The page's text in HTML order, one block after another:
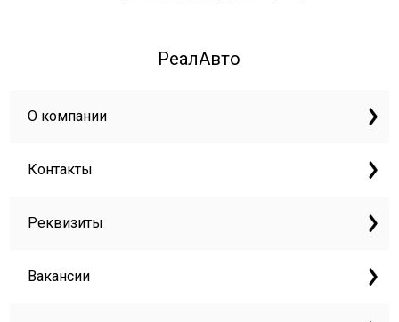
РеалАвто
О компании
Контакты
Реквизиты
Вакансии